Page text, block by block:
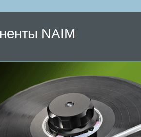
NAIM